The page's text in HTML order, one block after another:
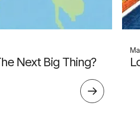
Next Big Thing?